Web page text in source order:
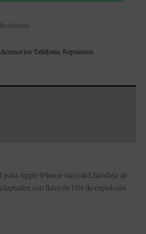
deseos
Accesorios Teléfono, Repuestos
para Apple iPhone Simcard Bandeja de
con llave de PIN de expulsión